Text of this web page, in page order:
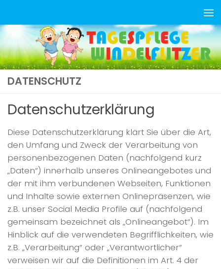
DATENSCHUTZ
Datenschutzerklärung
Diese Datenschutzerklärung klärt Sie über die Art,
den Umfang und Zweck der Verarbeitung von
personenbezogenen Daten (nachfolgend kurz
„Daten“) innerhalb unseres Onlineangebotes und
der mit ihm verbundenen Webseiten, Funktionen
und Inhalte sowie externen Onlinepräsenzen, wie
z.B. unser Social Media Profile auf (nachfolgend
gemeinsam bezeichnet als „Onlineangebot“). Im
Hinblick auf die verwendeten Begrifflichkeiten, wie
z.B. „Verarbeitung“ oder „Verantwortlicher“
verweisen wir auf die Definitionen im Art. 4 der